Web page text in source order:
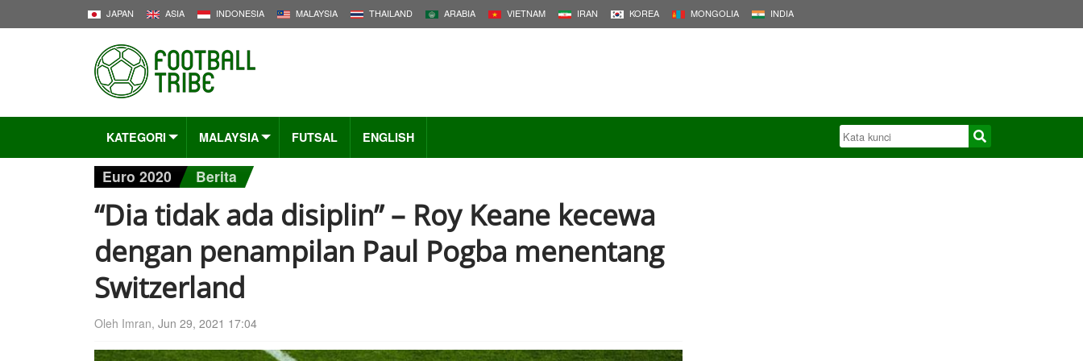
JAPAN ASIA INDONESIA MALAYSIA THAILAND ARABIA VIETNAM IRAN KOREA MONGOLIA INDIA
KATEGORI MALAYSIA FUTSAL ENGLISH
Euro 2020 Berita
“Dia tidak ada disiplin” – Roy Keane kecewa
dengan penampilan Paul Pogba menentang
Switzerland
Oleh Imran, Jun 29, 2021 17:04